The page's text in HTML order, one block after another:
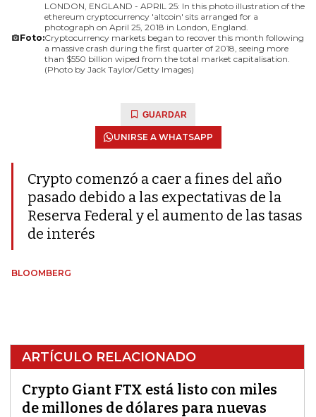
Foto:
LONDON, ENGLAND - APRIL 25: In this photo illustration of the
ethereum cryptocurrency 'altcoin' sits arranged for a
photograph on April 25, 2018 in London, England.
Cryptocurrency markets began to recover this month following
a massive crash during the first quarter of 2018, seeing more
than $550 billion wiped from the total market capitalisation.
(Photo by Jack Taylor/Getty Images)
GUARDAR
UNIRSE A WHATSAPP
Crypto comenzó a caer a fines del año
pasado debido a las expectativas de la
Reserva Federal y el aumento de las tasas
de interés
BLOOMBERG
ARTÍCULO RELACIONADO
Crypto Giant FTX está listo con miles
de millones de dólares para nuevas